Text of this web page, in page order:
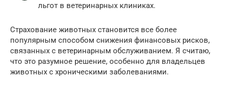
льгот в ветеринарных клиниках.
Страхование животных становится все более
популярным способом снижения финансовых рисков,
связанных с ветеринарным обслуживанием. Я считаю,
что это разумное решение, особенно для владельцев
животных с хроническими заболеваниями.